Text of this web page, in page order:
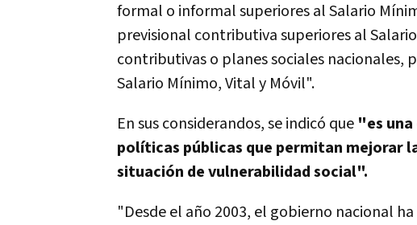
formal o informal superiores al Salario
previsional contributiva superiores al
contributivas o planes sociales nacionales,
Salario Mínimo, Vital y Móvil".
En sus considerandos, se indicó que "es
políticas públicas que permitan mejorar
situación de vulnerabilidad social".
"Desde el año 2003, el gobierno nacional